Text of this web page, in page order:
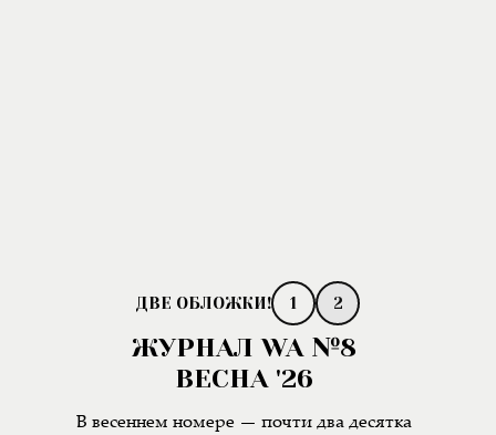
1 2
ЖУРНАЛ WA №8
ВЕСНА '26
В весеннем номере — почти два десятка